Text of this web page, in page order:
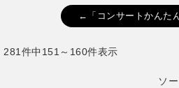
←「コンサートかんた
281件中151～160件表示
ソ